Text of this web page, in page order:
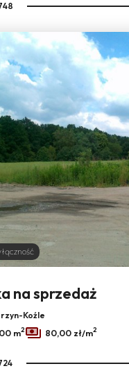
na sprzedaż
Koźle
m2 80,00 zł/m2